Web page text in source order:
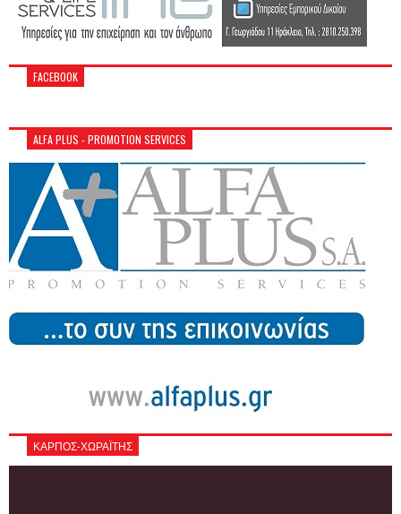
FACEBOOK
ALFA PLUS - PROMOTION SERVICES
ΚΑΡΠΟΣ-ΧΩΡΑΪΤΗΣ